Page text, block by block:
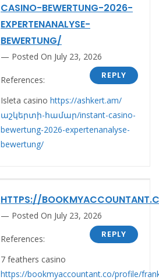
CASINO-BEWERTUNG-2026-
EXPERTENANALYSE-
BEWERTUNG/
Posted On July 23, 2026
REPLY
References:
Isleta casino https://ashkert.am/
աշկերտի-համար/instant-casino-
bewertung-2026-expertenanalyse-
bewertung/
HTTPS://
Posted On July 23, 2026
REPLY
References:
7 feathers casino
https://bookmyaccountant.co/profile/